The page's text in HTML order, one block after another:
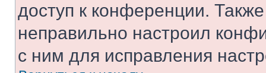
доступ к конференции.
неправильно настроил
с ним для исправления